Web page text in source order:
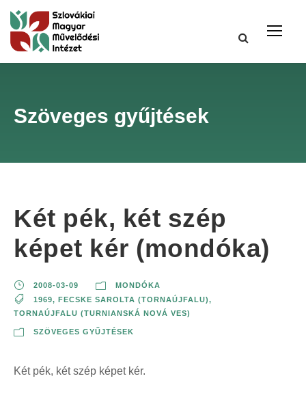
Szöveges gyűjtések
Két pék, két szép
képet kér (mondóka)
2008-03-09
MONDÓKA
1969, FECSKE SAROLTA (TORNAÚJFALU),
TORNAÚJFALU (TURNIANSKÁ NOVÁ VES)
SZÖVEGES GYŰJTÉSEK
Két pék, két szép képet kér.